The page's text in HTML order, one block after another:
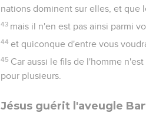
nations dominent sur elles, et que
43 mais il n'en est pas ainsi parmi
44 et quiconque d'entre vous
45 Car aussi le fils de l'homme
pour plusieurs.
Jésus guérit l'aveugle